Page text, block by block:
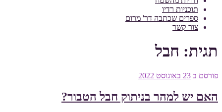
תוכניות רדיו
ספרים שכתבה דר' מרום
צור קשר
תגית: חבל
פורסם ב 23 באוגוסט 2022
האם יש למהר בניתוק חבל הטבור?